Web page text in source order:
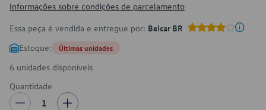
Informações sobre condições de parcelamento
Essa peça é vendida e entregue por: Belcar BR
Estoque: Últimas unidades
6 unidades disponíveis
Quantidade
1